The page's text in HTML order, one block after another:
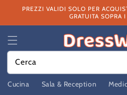
direttamente
PREZZI VALIDI SOLO PER
GRATUITA SOPRA
Cerca
Cucina Sala & Reception